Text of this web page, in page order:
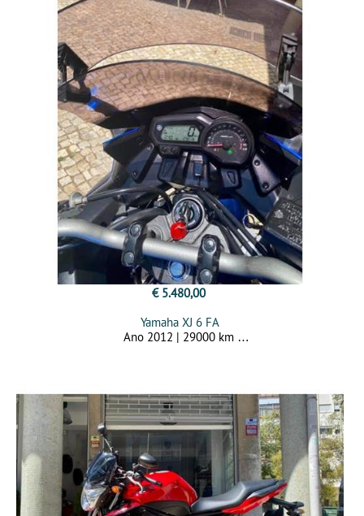
€ 5.480,00
Yamaha XJ 6 FA
Ano 2012 | 29000 km